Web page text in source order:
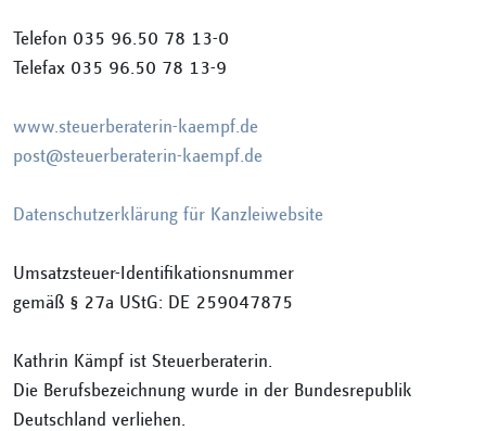
Telefon 035 96.50 78 13-0
Telefax 035 96.50 78 13-9
www.steuerberaterin-kaempf.de
post@steuerberaterin-kaempf.de
Datenschutzerklärung für Kanzleiwebsite
Umsatzsteuer-Identifikationsnummer
gemäß § 27a UStG: DE 259047875
Kathrin Kämpf ist Steuerberaterin.
Die Berufsbezeichnung wurde in der Bundesrepublik
Deutschland verliehen.